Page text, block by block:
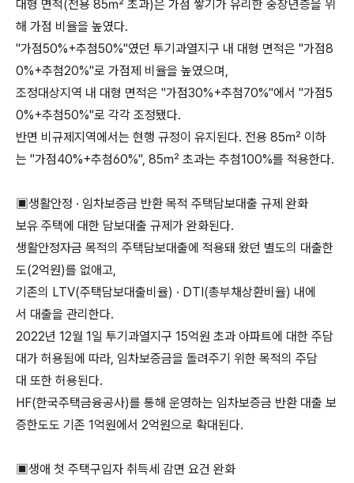
대형 면적(전용 85㎡ 초과)은 가점 쌓기가 유리한 중장년층을 위
해 가점 비율을 높였다.
"가점50%+추첨50%"였던 투기과열지구 내 대형 면적은 "가점8
0%+추첨20%"로 가점제 비율을 높였으며,
조정대상지역 내 대형 면적은 "가점30%+추첨70%"에서 "가점5
0%+추첨50%"로 각각 조정됐다.
반면 비규제지역에서는 현행 규정이 유지된다. 전용 85㎡ 이하
는 "가점40%+추첨60%", 85㎡ 초과는 추첨100%를 적용한다.
▣생활안정 · 임차보증금 반환 목적 주택담보대출 규제 완화
보유 주택에 대한 담보대출 규제가 완화된다.
생활안정자금 목적의 주택담보대출에 적용돼 왔던 별도의 대출한
도(2억원)를 없애고,
기존의 LTV(주택담보대출비율) · DTI(총부채상환비율) 내에
서 대출을 관리한다.
2022년 12월 1일 투기과열지구 15억원 초과 아파트에 대한 주담
대가 허용됨에 따라, 임차보증금을 돌려주기 위한 목적의 주담
대 또한 허용된다.
HF(한국주택금융공사)를 통해 운영하는 임차보증금 반환 대출 보
증한도도 기존 1억원에서 2억원으로 확대된다.
▣생애 첫 주택구입자 취득세 감면 요건 완화